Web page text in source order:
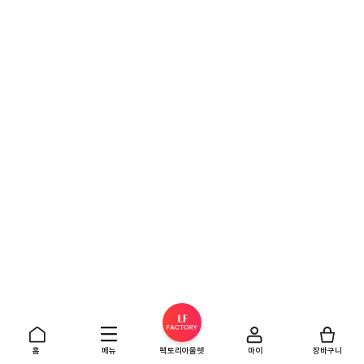
홈 메뉴 팩토리아울렛 마이 장바구니